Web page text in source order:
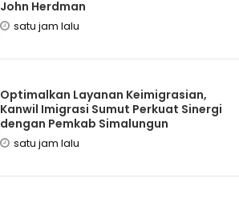
John Herdman
satu jam lalu
Optimalkan Layanan Keimigrasian,
Kanwil Imigrasi Sumut Perkuat Sinergi
dengan Pemkab Simalungun
satu jam lalu